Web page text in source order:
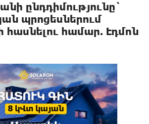
ընդդիմությունը`
պրոցեսներում
համար. Էդմոն